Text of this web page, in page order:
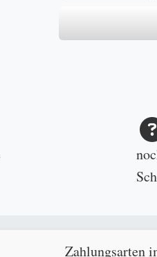
Zahlungsarten